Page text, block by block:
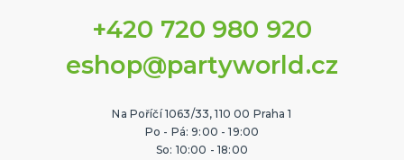
+420 720 980 920
eshop@partyworld.cz
Na Poříčí 1063/33, 110 00 Praha 1
Po - Pá: 9:00 - 19:00
So: 10:00 - 18:00